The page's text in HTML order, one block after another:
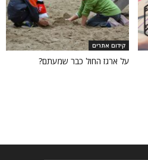
קידום אתרים
על ארגז החול כבר שמעתם?